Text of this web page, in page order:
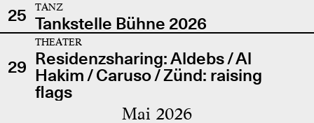
25
TANZ
Tankstelle Bühne 2026
29
THEATER
Residenzsharing: Aldebs / Al
Hakim / Caruso / Zünd: raising
flags
Mai 2026